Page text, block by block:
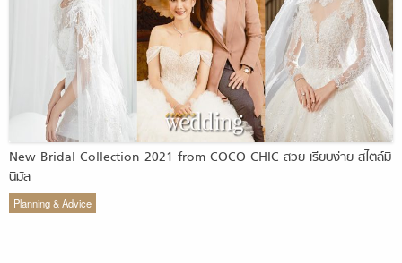
New Bridal Collection 2021 from COCO CHIC สวย เรียบง่าย สไตล์มิ
นิมัล
Planning & Advice